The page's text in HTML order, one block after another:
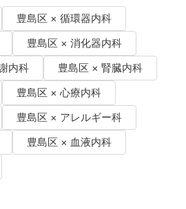
豊島区 × 循環器内科
豊島区 × 消化器内科
内科
豊島区 × 腎臓内科
豊島区 × 心療内科
豊島区 × アレルギー科
豊島区 × 血液内科